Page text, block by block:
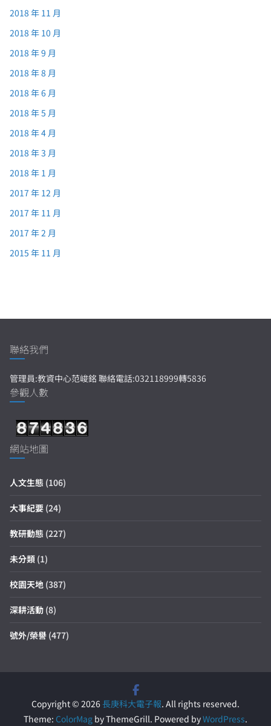
2018 年 11 月
2018 年 10 月
2018 年 9 月
2018 年 8 月
2018 年 6 月
2018 年 5 月
2018 年 4 月
2018 年 3 月
2018 年 1 月
2017 年 12 月
2017 年 11 月
2017 年 2 月
2015 年 11 月
聯絡我們
管理員:教資中心范峻銘 聯絡電話:032118999轉5836
參觀人數
網站地圖
人文生態 (106)
大事紀要 (24)
教研動態 (227)
未分類 (1)
校園天地 (387)
深耕活動 (8)
號外/榮譽 (477)
Copyright © 2026長庚科大電子報. All rights reserved.
Theme: ColorMag by ThemeGrill. Powered byWordPress.